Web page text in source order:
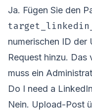
Ja. Fügen Sie den
numerischen ID der
Request hinzu.
muss ein
Do I need a
Nein. Upload-Post